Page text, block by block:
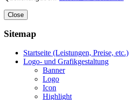
Close
Sitemap
Startseite (Leistungen, Preise, etc.)
Logo- und Grafikgestaltung
Banner
Logo
Icon
Highlight